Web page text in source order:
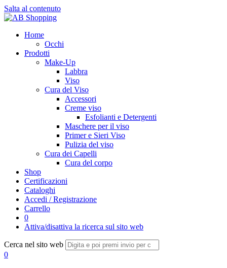
Salta al contenuto
Home
Occhi
Prodotti
Make-Up
Labbra
Viso
Cura del Viso
Accessori
Creme viso
Esfolianti e Detergenti
Maschere per il viso
Primer e Sieri Viso
Pulizia del viso
Cura dei Capelli
Cura del corpo
Shop
Certificazioni
Cataloghi
Accedi / Registrazione
Carrello
0
Attiva/disattiva la ricerca sul sito web
Cerca nel sito web
0